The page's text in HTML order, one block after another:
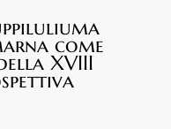
come
XVIII